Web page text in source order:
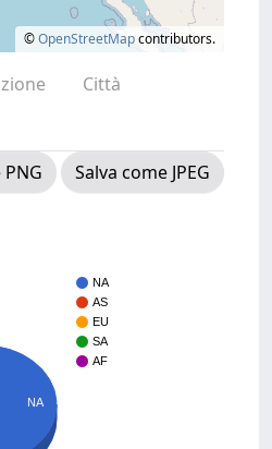
©OpenStreetMapcontributors.
Città
Salva come JPEG
NA
AS
EU
SA
AF
NA